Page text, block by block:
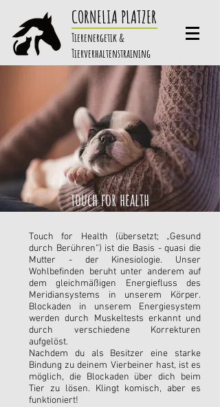
CORNELIA PLATZER
Tierenergetik &
Tierverhaltenstraining
Touch for Health (übersetzt; „Gesund
durch Berühren“) ist die Basis - quasi die
Mutter - der Kinesiologie. Unser
Wohlbefinden beruht unter anderem auf
dem gleichmäßigen Energiefluss des
Meridiansystems in unserem Körper.
Blockaden in unserem Energiesystem
werden durch Muskeltests erkannt und
durch verschiedene Korrekturen
aufgelöst.
Nachdem du als Besitzer eine starke
Bindung zu deinem Vierbeiner hast, ist es
möglich, die Blockaden über dich beim
Tier zu lösen. Klingt komisch, aber es
funktioniert!
touch for health